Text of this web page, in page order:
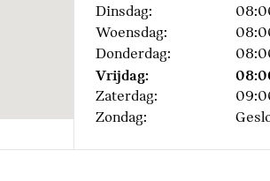
Akoestische
Dinsdag:
Woensdag:
Donderdag:
Vrijdag:
Zaterdag:
Zondag: